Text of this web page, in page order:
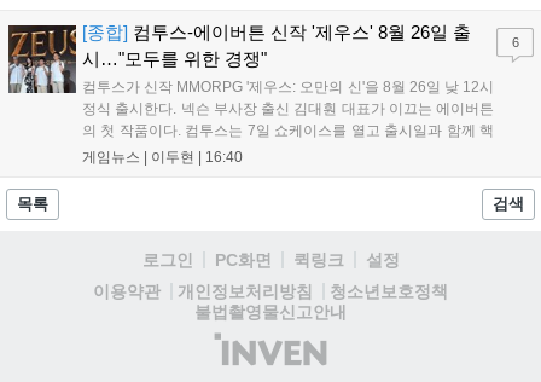
서는 대회 규정에 따라 별도의 유니폼을 착용할 계획이다....
[종합] 컴투스-에이버튼 신작 '제우스' 8월 26일 출
시…"모두를 위한 경쟁"
컴투스가 신작 MMORPG '제우스: 오만의 신'을 8월 26일 낮 12시
정식 출시한다. 넥슨 부사장 출신 김대훤 대표가 이끄는 에이버튼
의 첫 작품이다. 컴투스는 7일 쇼케이스를 열고 출시일과 함께 핵
심 콘텐츠, 유료화 정책, 운영 방향을 공개했다. 캐릭터명 선점은
게임뉴스 | 이두현 | 16:40
6
목록 검색
로그인 PC화면 퀵링크
설정
이용약관
개인정보처리방침
청소년보호정책
불법촬영물신고안내
(주)
인